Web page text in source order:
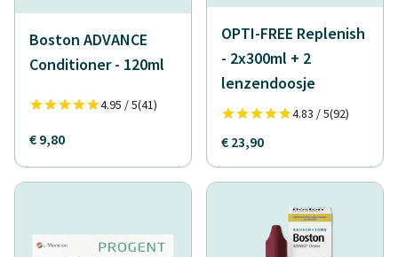
Boston ADVANCE
Conditioner - 120ml
4.95 / 5(41)
€ 9,80
OPTI-FREE Replenish
- 2x300ml + 2
lenzendoosje
4.83 / 5(92)
€ 23,90